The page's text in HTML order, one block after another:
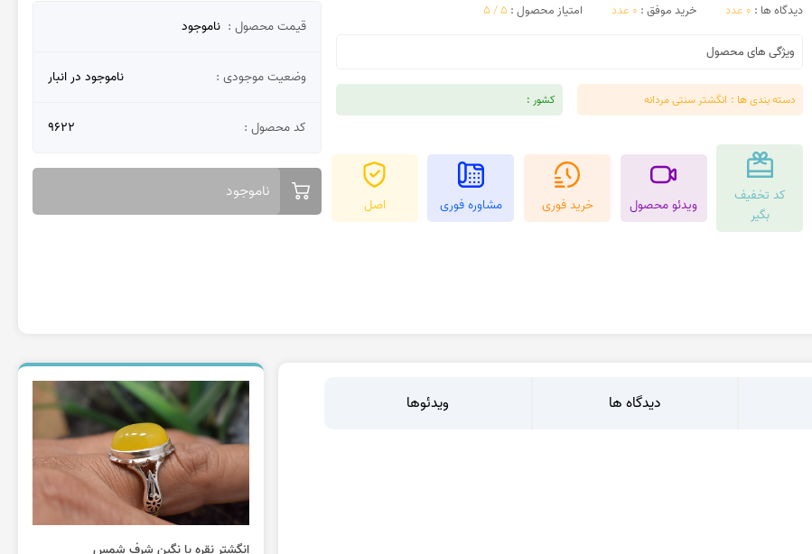
عقیق پوست مار
عقیق کارنلین
کرزی لس اگات
عقیق سوخته
عقیق شجر پاییزی
عقیق بوتسوانا
دیدگاه ها : 0 عدد خرید موفق : 0 عدد امتیاز محصول : 5 / 5
ویژگی های محصول
دسته بندی ها : انگشتر سنتی مردانه کشور :
کد تخفیف
بگیر
ویدئو محصول خرید فوری مشاوره فوری اصل
قیمت محصول : ناموجود
وضعیت موجودی : ناموجود در انبار
کد محصول : 9622
ناموجود
دیدگاه ها ویدئوها